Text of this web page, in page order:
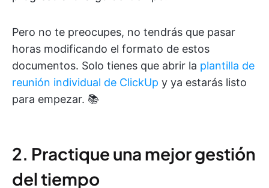
Pero no te preocupes, no tendrás que pasar
horas modificando el formato de estos
documentos. Solo tienes que abrir la plantilla de
reunión individual de ClickUp y ya estarás listo
para empezar. 📚
2. Practique una mejor gestión
del tiempo